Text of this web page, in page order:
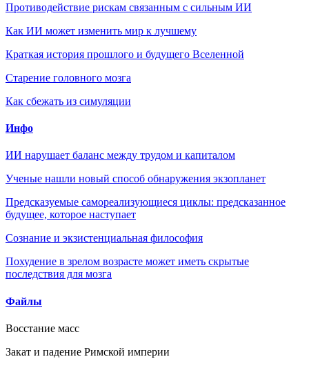
Противодействие рискам связанным с сильным ИИ
Как ИИ может изменить мир к лучшему
Краткая история прошлого и будущего Вселенной
Старение головного мозга
Как сбежать из симуляции
Инфо
ИИ нарушает баланс между трудом и капиталом
Ученые нашли новый способ обнаружения экзопланет
Предсказуемые самореализующиеся циклы: предсказанное
будущее, которое наступает
Сознание и экзистенциальная философия
Похудение в зрелом возрасте может иметь скрытые
последствия для мозга
Файлы
Восстание масс
Закат и падение Римской империи